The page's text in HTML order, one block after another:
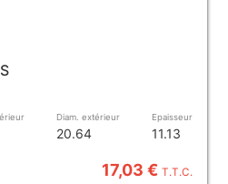
Diam. extérieur
20.64
Epaisseur
11.13
17,03 €T.T.C.